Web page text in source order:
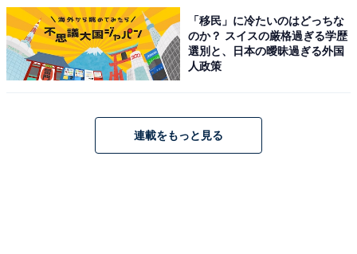
Anker Nano II 65W
Amazonで見る
「移民」に冷たいのはどっちな
のか？ スイスの厳格過ぎる学歴
選別と、日本の曖昧過ぎる外国
人政策
連載をもっと見る